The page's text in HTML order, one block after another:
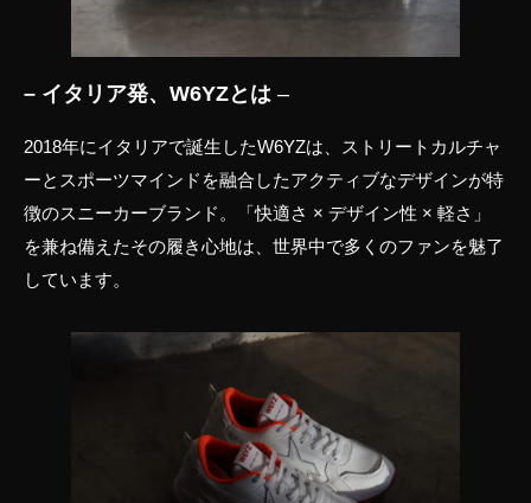
– イタリア発、W6YZとは –
2018年にイタリアで誕生したW6YZは、ストリートカルチャ
ーとスポーツマインドを融合したアクティブなデザインが特
徴のスニーカーブランド。「快適さ × デザイン性 × 軽さ」
を兼ね備えたその履き心地は、世界中で多くのファンを魅了
しています。